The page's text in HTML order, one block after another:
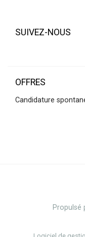
SUIVEZ-NOUS
OFFRES
Candidature
Propulsé